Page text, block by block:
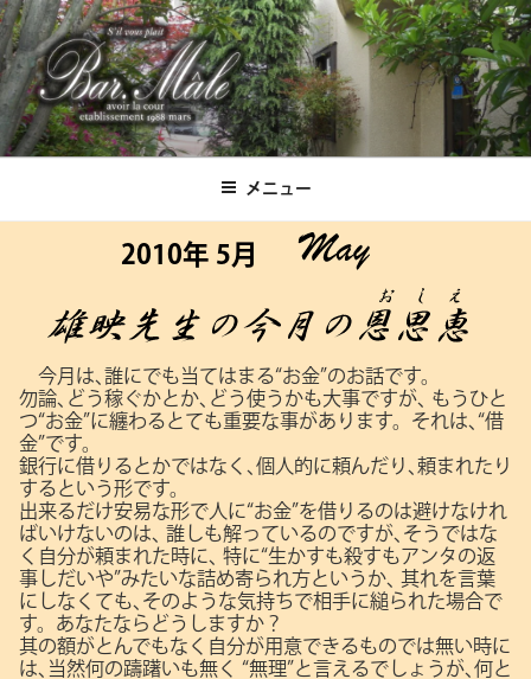
コ
ン
テ
ン
ツ
へBar.Male メニュー
2010年 5月
今月は､誰にでも当てはまる“お金”のお話です。
勿論､どう稼ぐかとか､どう使うかも大事ですが､
もうひと
つ“お金”に纏わるとても重要な事があります。それは､“借
金”です。
銀行に借りるとかではなく､個人的に頼んだり､頼まれたり
するという形です。
出来るだけ安易な形で人に“お金”を借りるのは避けなけれ
ばいけないのは､
誰しも解っているのですが､そうではな
く自分が頼まれた時に､
特に“生かすも殺すもアンタの返
事しだいや”みたいな詰め寄られ方というか､
其れを言葉
にしなくても､そのような気持ちで相手に縋られた場合で
す。あなたならどうしますか？
其の額がとんでもなく自分が用意できるものでは無い時に
は､当然何の躊躇いも無く “無理”と言えるでしょうが､何と